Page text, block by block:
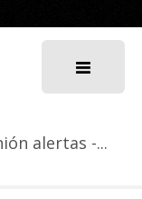
alertas -...